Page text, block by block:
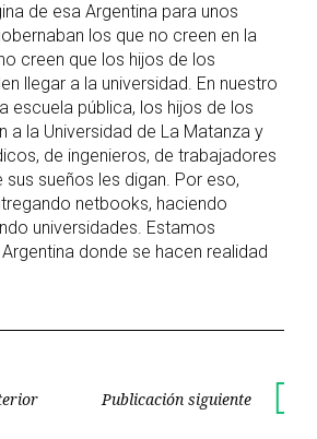
de esa Argentina para unos
los que no creen en la
creen que los hijos de los
llegar a la universidad. En nuestro
escuela pública, los hijos de los
a la Universidad de La Matanza y
de ingenieros, de trabajadores
sus sueños les digan. Por eso,
netbooks, haciendo
universidades. Estamos
donde se hacen realidad
Publicación siguiente